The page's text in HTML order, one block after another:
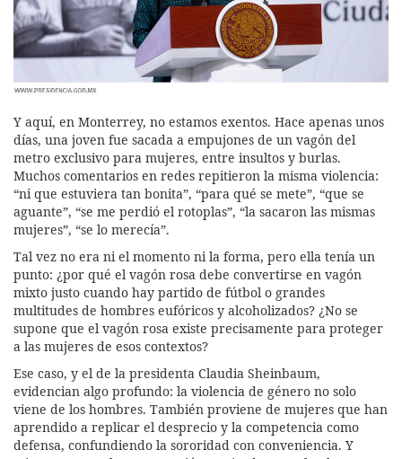
Y aquí, en Monterrey, no estamos exentos. Hace apenas unos
días, una joven fue sacada a empujones de un vagón del
metro exclusivo para mujeres, entre insultos y burlas.
Muchos comentarios en redes repitieron la misma violencia:
“ni que estuviera tan bonita”, “para qué se mete”, “que se
aguante”, “se me perdió el rotoplas”, “la sacaron las mismas
mujeres”, “se lo merecía”.
Tal vez no era ni el momento ni la forma, pero ella tenía un
punto: ¿por qué el vagón rosa debe convertirse en vagón
mixto justo cuando hay partido de fútbol o grandes
multitudes de hombres eufóricos y alcoholizados? ¿No se
supone que el vagón rosa existe precisamente para proteger
a las mujeres de esos contextos?
Ese caso, y el de la presidenta Claudia Sheinbaum,
evidencian algo profundo: la violencia de género no solo
viene de los hombres. También proviene de mujeres que han
aprendido a replicar el desprecio y la competencia como
defensa, confundiendo la sororidad con conveniencia. Y